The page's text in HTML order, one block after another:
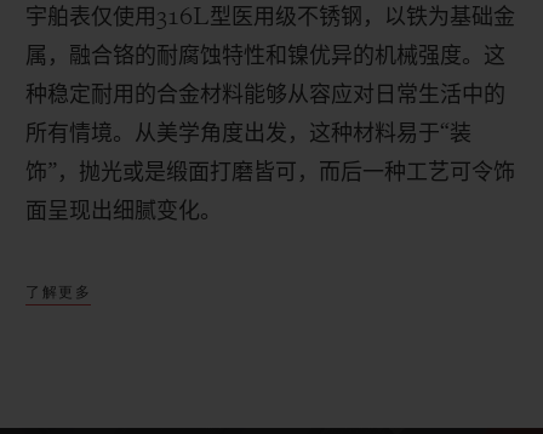
宇舶表仅使用 316L型医用级不锈钢，以铁为基础金
属，融合铬的耐腐蚀特性和镍优异的机械强度。这
种稳定耐用的合金材料能够从容应对日常生活中的
所有情境。 从美学角度出发，这种材料易于“装
饰”，抛光或是缎面打磨皆可，而后一种工艺可令饰
面呈现出细腻变化。
了解更多